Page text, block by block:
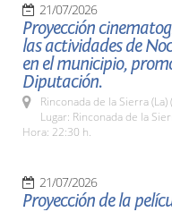
21/07/2026
Proyección
las actividades de
en el municipio,
Diputación.
Rinconada de la Sierra (La)
Lugar: Rinconada de la
Hora: 22:30 h.
21/07/2026
Proyección de la